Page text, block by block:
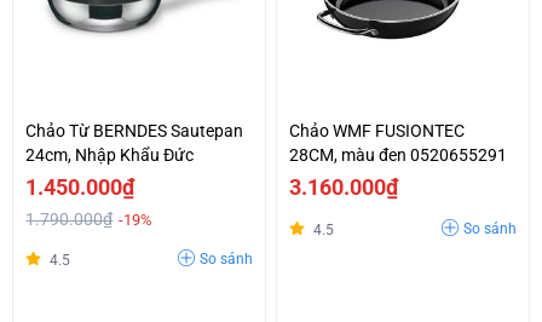
Chảo Từ BERNDES Sautepan
24cm, Nhập Khẩu Đức
1.450.000₫
1.790.000₫ -19%
4.5 So sánh
Chảo WMF FUSIONTEC
28CM, màu đen 0520655291
3.160.000₫
4.5 So sánh